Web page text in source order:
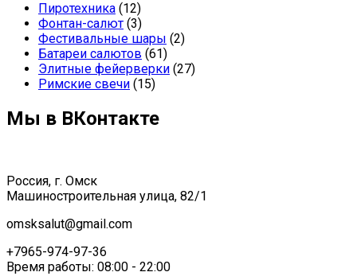
Пиротехника (12)
Фонтан-салют (3)
Фестивальные шары (2)
Батареи салютов (61)
Элитные фейерверки (27)
Римские свечи (15)
Мы в ВКонтакте
Россия, г. Омск
Машиностроительная улица, 82/1
omsksalut@gmail.com
+7965-974-97-36
Время работы: 08:00 - 22:00